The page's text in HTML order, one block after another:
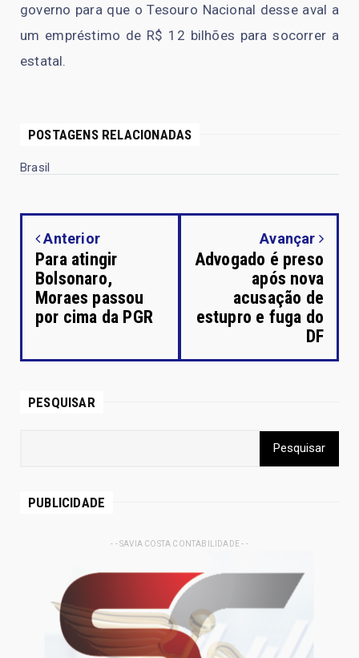
governo para que o Tesouro Nacional desse aval a
um empréstimo de R$ 12 bilhões para socorrer a
estatal.
POSTAGENS RELACIONADAS
Brasil
Anterior
Para atingir
Bolsonaro,
Moraes passou
por cima da PGR
Avançar
Advogado é preso
após nova
acusação de
estupro e fuga do
DF
PESQUISAR
PUBLICIDADE
- - SAVIA COSTA CONTABILIDADE - -